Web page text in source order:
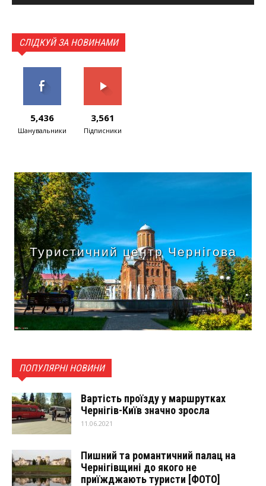
СЛІДКУЙ ЗА НОВИНАМИ
5,436
Шанувальники
3,561
Підписники
Туристичний центр Чернігова
ПОПУЛЯРНІ НОВИНИ
Вартість проїзду у маршрутках
Чернігів-Київ значно зросла
11.06.2021
Пишний та романтичний палац на
Чернігівщині до якого не
приїжджають туристи [ФОТО]